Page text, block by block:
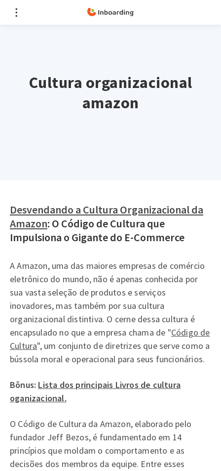
Cultura organizacional
amazon
Desvendando a Cultura Organizacional da
Amazon: O Código de Cultura que
Impulsiona o Gigante do E-Commerce
A Amazon, uma das maiores empresas de comércio
eletrônico do mundo, não é apenas conhecida por
sua vasta seleção de produtos e serviços
inovadores, mas também por sua cultura
organizacional distintiva. O cerne dessa cultura é
encapsulado no que a empresa chama de "Código de
Cultura", um conjunto de diretrizes que serve como a
bússola moral e operacional para seus funcionários.
Bônus: Lista dos principais Livros de cultura
oganizacional.
O Código de Cultura da Amazon, elaborado pelo
fundador Jeff Bezos, é fundamentado em 14
princípios que moldam o comportamento e as
decisões dos membros da equipe. Entre esses